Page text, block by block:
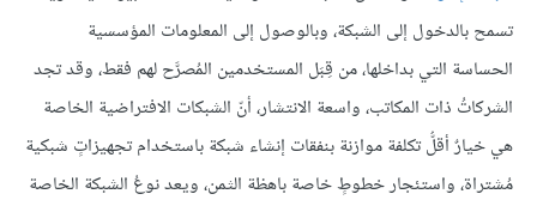
تسمح بالدخول إلى الشبكة، وبالوصول إلى المعلومات المؤسسية
الحساسة التي بداخلها، من قِبَل المستخدمين المُصرَّح لهم فقط، وقد تجد
الشركاتُ ذات المكاتب، واسعة الانتشار، أنّ الشبكات الافتراضية الخاصة
هي خيارٌ أقلُّ تكلفة موازنة بنفقات إنشاء شبكة باستخدام تجهيزاتٍ شبكية
مُشتراة، واستئجار خطوطٍ خاصة باهظة الثمن، ويعد نوعُ الشبكة الخاصة